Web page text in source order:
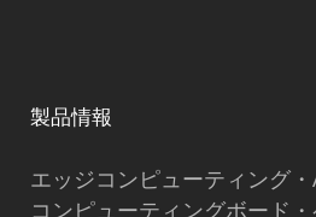
製品情報
エッジコンピューティング
コンピューティングボード